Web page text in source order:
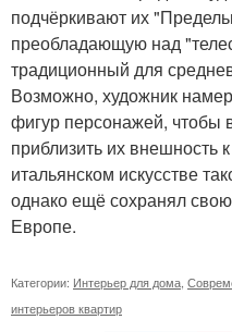
подчёркивают их
преобладающую над
традиционный для
Возможно, художник
фигур персонажей, чтобы
приблизить их внешность
итальянском искусстве
однако ещё сохранял
Европе.
Категории: Интерьер для дома
интерьеров квартир